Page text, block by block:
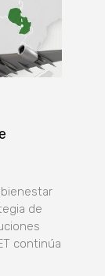
bienestar
de
continúa